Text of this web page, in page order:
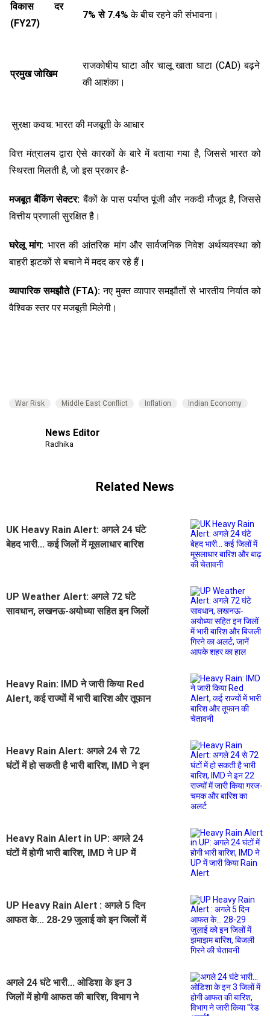
विकास दर
(FY27)
7% से 7.4% के बीच रहने की संभावना।
प्रमुख जोखिम
राजकोषीय घाटा और चालू खाता घाटा (CAD) बढ़ने
की आशंका।
सुरक्षा कवच: भारत की मजबूती के आधार
वित्त मंत्रालय द्वारा ऐसे कारकों के बारे में बताया गया है, जिससे भारत को
स्थिरता मिलती है, जो इस प्रकार है-
मजबूत बैंकिंग सेक्टर: बैंकों के पास पर्याप्त पूंजी और नकदी मौजूद है, जिससे
वित्तीय प्रणाली सुरक्षित है।
घरेलू मांग: भारत की आंतरिक मांग और सार्वजनिक निवेश अर्थव्यवस्था को
बाहरी झटकों से बचाने में मदद कर रहे हैं।
व्यापारिक समझौते (FTA):नए मुक्त व्यापार समझौतों से भारतीय निर्यात को
वैश्विक स्तर पर मजबूती मिलेगी।
​​​​​​​War Risk Middle East Conflict Inflation Indian Economy
News Editor
Radhika
Related News
UK Heavy Rain Alert: अगले 24 घंटे
बेहद भारी... कई जिलों में मूसलाधार बारिश
UP Weather Alert: अगले 72 घंटे
सावधान, लखनऊ-अयोध्या सहित इन जिलों
Heavy Rain: IMD ने जारी किया Red
Alert, कई राज्यों में भारी बारिश और तूफान
Heavy Rain Alert: अगले 24 से 72
घंटों में हो सकती है भारी बारिश, IMD ने इन
Heavy Rain Alert in UP: अगले 24
घंटों में होगी भारी बारिश, IMD ने UP में
UP Heavy Rain Alert : अगले 5 दिन
आफत के... 28-29 जुलाई को इन जिलों में
अगले 24 घंटे भारी... ओडिशा के इन 3
जिलों में होगी आफत की बारिश, विभाग ने